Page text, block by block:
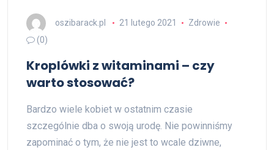
oszibarack.pl 21 lutego 2021
Zdrowie
(0)
Kroplówki z witaminami – czy
warto stosować?
Bardzo wiele kobiet w ostatnim czasie
szczególnie dba o swoją urodę. Nie powinniśmy
zapominać o tym, że nie jest to wcale dziwne,